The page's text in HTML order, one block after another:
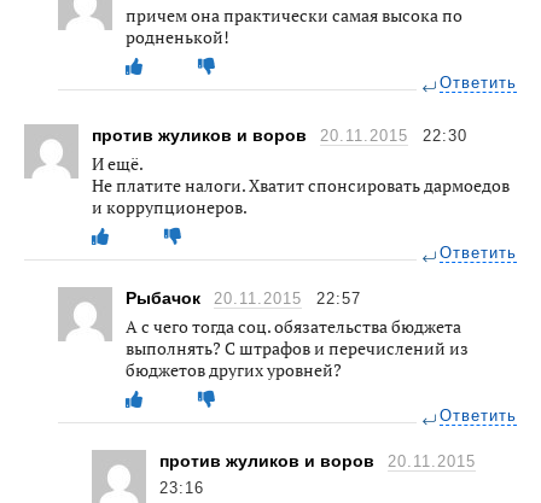
причем она практически самая высока по
родненькой!
Ответить
против жуликов и воров 20.11.2015 22:30
И ещё.
Не платите налоги. Хватит спонсировать дармоедов
и коррупционеров.
Ответить
Рыбачок 20.11.2015 22:57
А с чего тогда соц. обязательства бюджета
выполнять? C штрафов и перечислений из
бюджетов других уровней?
Ответить
против жуликов и воров
20.11.2015
23:16